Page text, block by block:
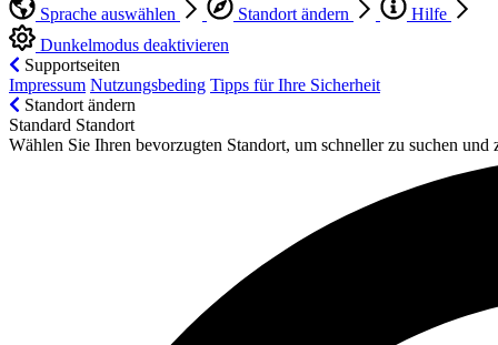
Sprache auswählen
Standort ändern
Hilfe
Dunkelmodus deaktivieren
Supportseiten
Impressum Nutzungsbeding Tipps für Ihre Sicherheit
Standort ändern
Standard Standort
Wählen Sie Ihren bevorzugten Standort, um schneller zu suchen und